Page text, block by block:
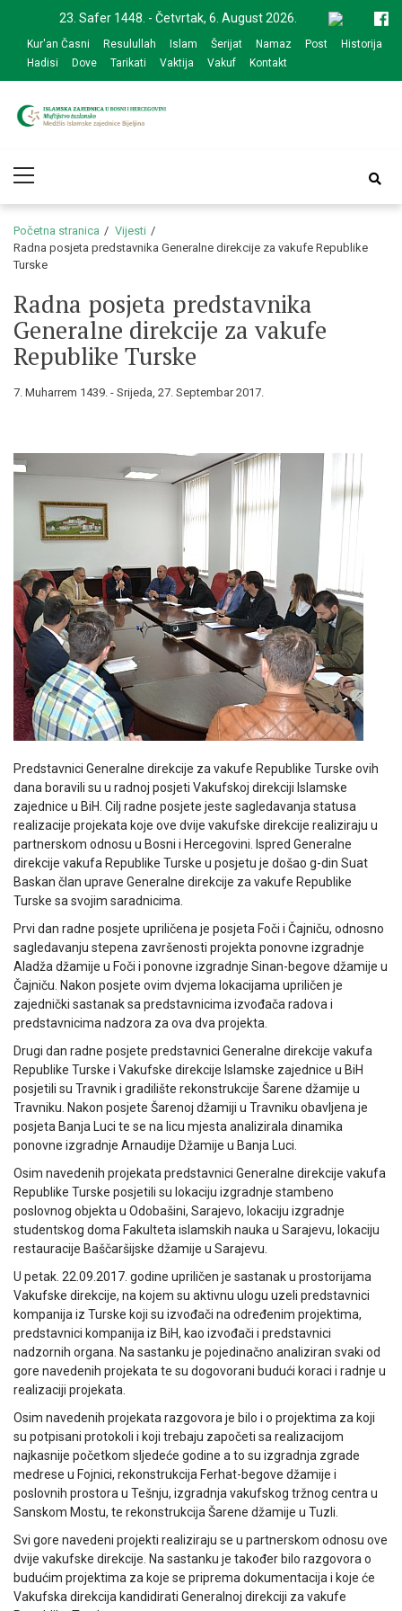
navigation
content
23. Safer 1448. - Četvrtak, 6. August 2026.
Kur'an Časni Resulullah Islam Šerijat Namaz Post
Historija
Hadisi
Dove Tarikati Vaktija Vakuf Kontakt
zajednice Bijeljina
Menu
Početna stranica
Vijesti
Radna posjeta predstavnika Generalne direkcije za vakufe Republike
Turske
Radna posjeta predstavnika
Generalne direkcije za vakufe
Republike Turske
7. Muharrem 1439. - Srijeda, 27. Septembar 2017.
Predstavnici Generalne direkcije za vakufe Republike Turske ovih
dana boravili su u radnoj posjeti Vakufskoj direkciji Islamske
zajednice u BiH. Cilj radne posjete jeste sagledavanja statusa
realizacije projekata koje ove dvije vakufske direkcije realiziraju u
partnerskom odnosu u Bosni i Hercegovini. Ispred Generalne
direkcije vakufa Republike Turske u posjetu je došao g-din Suat
Baskan član uprave Generalne direkcije za vakufe Republike
Turske sa svojim saradnicima.
Prvi dan radne posjete upriličena je posjeta Foči i Čajniču, odnosno
sagledavanju stepena završenosti projekta ponovne izgradnje
Aladža džamije u Foči i ponovne izgradnje Sinan-begove džamije u
Čajniču. Nakon posjete ovim dvjema lokacijama upriličen je
zajednički sastanak sa predstavnicima izvođača radova i
predstavnicima nadzora za ova dva projekta.
Drugi dan radne posjete predstavnici Generalne direkcije vakufa
Republike Turske i Vakufske direkcije Islamske zajednice u BiH
posjetili su Travnik i gradilište rekonstrukcije Šarene džamije u
Travniku. Nakon posjete Šarenoj džamiji u Travniku obavljena je
posjeta Banja Luci te se na licu mjesta analizirala dinamika
ponovne izgradnje Arnaudije Džamije u Banja Luci.
Osim navedenih projekata predstavnici Generalne direkcije vakufa
Republike Turske posjetili su lokaciju izgradnje stambeno
poslovnog objekta u Odobašini, Sarajevo, lokaciju izgradnje
studentskog doma Fakulteta islamskih nauka u Sarajevu, lokaciju
restauracije Baščaršijske džamije u Sarajevu.
U petak. 22.09.2017. godine upriličen je sastanak u prostorijama
Vakufske direkcije, na kojem su aktivnu ulogu uzeli predstavnici
kompanija iz Turske koji su izvođači na određenim projektima,
predstavnici kompanija iz BiH, kao izvođači i predstavnici
nadzornih organa. Na sastanku je pojedinačno analiziran svaki od
gore navedenih projekata te su dogovorani budući koraci i radnje u
realizaciji projekata.
Osim navedenih projekata razgovora je bilo i o projektima za koji
su potpisani protokoli i koji trebaju započeti sa realizacijom
najkasnije početkom sljedeće godine a to su izgradnja zgrade
medrese u Fojnici, rekonstrukcija Ferhat-begove džamije i
poslovnih prostora u Tešnju, izgradnja vakufskog tržnog centra u
Sanskom Mostu, te rekonstrukcija Šarene džamije u Tuzli.
Svi gore navedeni projekti realiziraju se u partnerskom odnosu ove
dvije vakufske direkcije. Na sastanku je također bilo razgovora o
budućim projektima za koje se priprema dokumentacija i koje će
Vakufska direkcija kandidirati Generalnoj direkciji za vakufe